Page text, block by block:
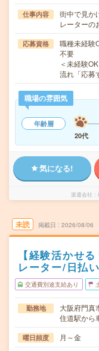
仕事内容
街中で見か
レーター
応募資格
職種未経験
不要
＜未経験
流れ「応募
職場の雰囲気
年齢層
20代
気になる!
派遣会社
未読 掲載日 2026/08/06
【経験活かせ
レーター/日払
交通費別途支給あり
勤務地
大阪府門真
住道駅から
曜日頻度 月～金